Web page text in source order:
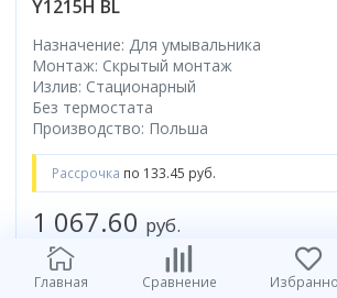
Y1215H BL
Назначение: Для умывальника
Монтаж: Скрытый монтаж
Излив: Стационарный
Без термостата
Производство: Польша
Рассрочка по 133.45 руб.
1 067.60 руб.
в корзину
Главная Сравнение